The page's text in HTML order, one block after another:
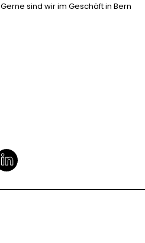
sind wir im Geschäft in Bern